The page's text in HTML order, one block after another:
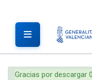
Gracias por descargar